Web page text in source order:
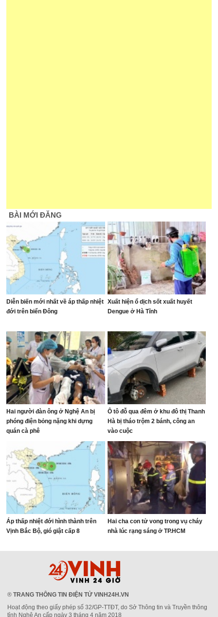
BÀI MỚI ĐĂNG
Diễn biến mới nhất về áp thấp nhiệt
đới trên biển Đông
Xuất hiện ổ dịch sốt xuất huyết
Dengue ở Hà Tĩnh
Hai người đàn ông ở Nghệ An bị
phóng điện bỏng nặng khi dựng
quán cà phê
Ô tô đỗ qua đêm ở khu đô thị Thanh
Hà bị tháo trộm 2 bánh, công an
vào cuộc
Áp thấp nhiệt đới hình thành trên
Vịnh Bắc Bộ, gió giật cấp 8
Hai cha con tử vong trong vụ cháy
nhà lúc rạng sáng ở TP.HCM
® TRANG THÔNG TIN ĐIỆN TỬ VINH24H.VN
Hoạt động theo giấy phép số 32/GP-TTĐT, do Sở Thông tin và Truyền thông
tỉnh Nghệ An cấp ngày 3 tháng 4 năm 2018